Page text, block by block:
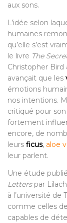
aux sons.
L’idée selon
humaines
qu’elle s’est
le livre The
Christopher Bird
avançait que les
émotions
nos intentions.
critiqué pour
fortement
encore, de
leurs ficus, aloe
leur parlent.
Une étude
Letterspar
à l’université de
comme celles de
capables de